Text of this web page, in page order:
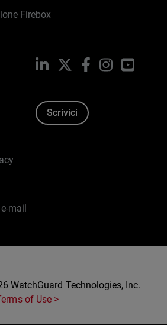
Firebox
mail
LinkedIn FacebookInstagram
Scrivici
WatchGuard Technologies, Inc.
of Use >